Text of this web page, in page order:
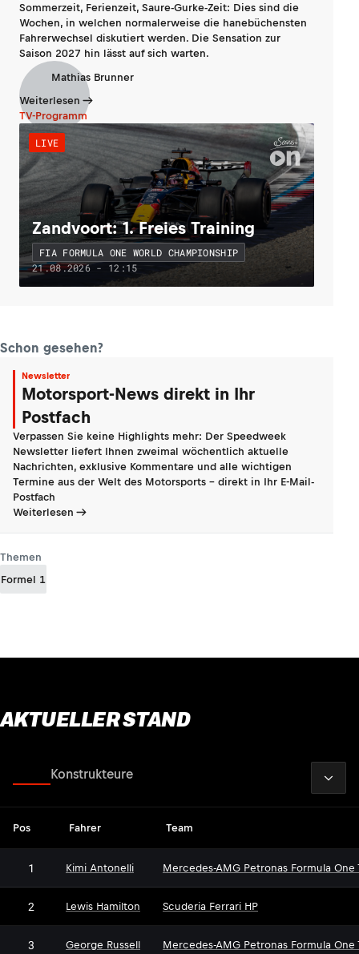
Sommerzeit, Ferienzeit, Saure-Gurke-Zeit: Dies sind die
Wochen, in welchen normalerweise die hanebüchensten
Fahrerwechsel diskutiert werden. Die Sensation zur
Saison 2027 hin lässt auf sich warten.
Mathias Brunner
Weiterlesen
TV-Programm
LIVE
Zandvoort: 1. Freies Training
FIA FORMULA ONE WORLD CHAMPIONSHIP
21.08.2026 - 12:15
Schon gesehen?
Newsletter
Motorsport-News direkt in Ihr
Postfach
Verpassen Sie keine Highlights mehr: Der Speedweek
Newsletter liefert Ihnen zweimal wöchentlich aktuelle
Nachrichten, exklusive Kommentare und alle wichtigen
Termine aus der Welt des Motorsports - direkt in Ihr E-Mail-
Postfach
Weiterlesen
Themen
Formel 1
AKTUELLER STAND
Konstrukteure
Pos Fahrer Team
1 Kimi Antonelli Mercedes-AMG Petronas Formula One
2 Lewis Hamilton Scuderia Ferrari HP
3 George Russell Mercedes-AMG Petronas Formula One